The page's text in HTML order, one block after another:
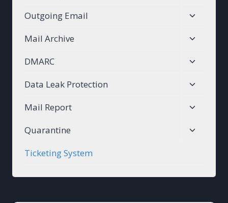
menu
Outgoing Email
Toggle
menu
Mail Archive
Toggle
menu
DMARC
Toggle
menu
Data Leak Protection
Toggle
menu
Mail Report
Toggle
menu
Quarantine
Toggle
Ticketing System